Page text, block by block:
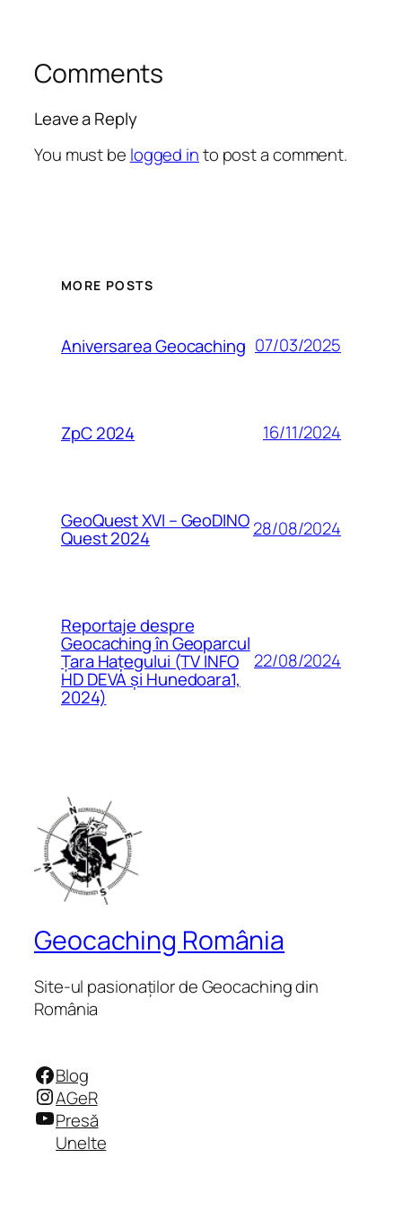
Comments
Leave a Reply
You must be logged into post a comment.
MORE POSTS
Aniversarea Geocaching 07/03/2025
ZpC 2024 16/11/2024
GeoQuest XVI – GeoDINO
Quest 2024 28/08/2024
Reportaje despre
Geocaching în Geoparcul
Țara Hațegului (TV INFO
HD DEVA și Hunedoara1,
2024)
22/08/2024
Geocaching România
Site-ul pasionaților de Geocaching din
România
Facebook
Instagram
YouTube
Blog
AGeR
Presă
Unelte